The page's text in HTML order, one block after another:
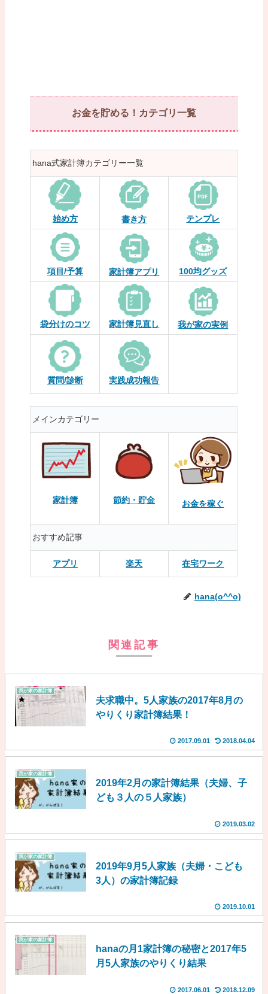
お金を貯める！カテゴリ一覧
hana式家計簿カテゴリー一覧
始め方 書き方 テンプレ
項目/予算 家計簿アプリ 100均グッズ
袋分けのコツ 家計簿見直し 我が家の実例
質問/診断 実践成功報告
メインカテゴリー
家計簿 節約・貯金 お金を稼ぐ
おすすめ記事
アプリ 楽天 在宅ワーク
hana(o^^o)
関連記事
我が家の家計簿
夫求職中。5人家族の2017年8月の
やりくり家計簿結果！
2017.09.01 2018.04.04
我が家の家計簿
2019年2月の家計簿結果（夫婦、子
ども３人の５人家族）
2019.03.02
我が家の家計簿
2019年9月5人家族（夫婦・こども
3人）の家計簿記録
2019.10.01
我が家の家計簿
hanaの月1家計簿の秘密と2017年5
月5人家族のやりくり結果
2017.06.01 2018.12.09